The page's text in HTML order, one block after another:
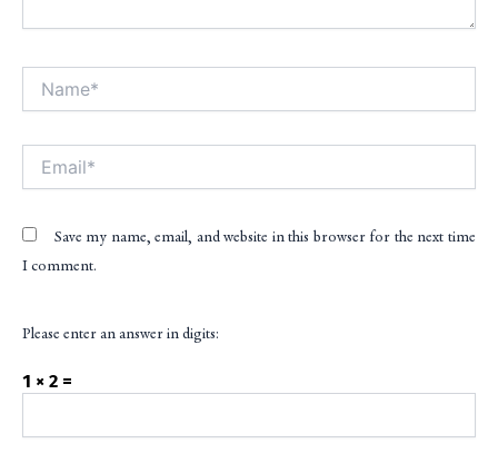
Save my name, email, and website in this browser for the next time
I comment.
Please enter an answer in digits:
1 × 2 =